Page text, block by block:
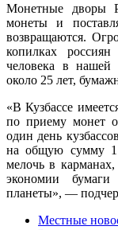
Монетные дворы
монеты и
возвращаются.
копилках
человека в нашей
около 25 лет,
«В Кузбассе
по приему монет
один день
на общую сумму 1
мелочь в
экономии
планеты», —
Местные